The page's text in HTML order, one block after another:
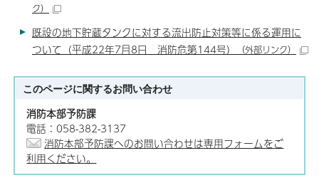
ク）
既設の地下貯蔵タンクに対する流出防止対策等に係る運用に
ついて（平成22年7月8日 消防危第144号）
（外部リンク）
このページに関するお問い合わせ
消防本部予防課
電話：058-382-3137
消防本部予防課へのお問い合わせは専用フォームをご
利用ください。